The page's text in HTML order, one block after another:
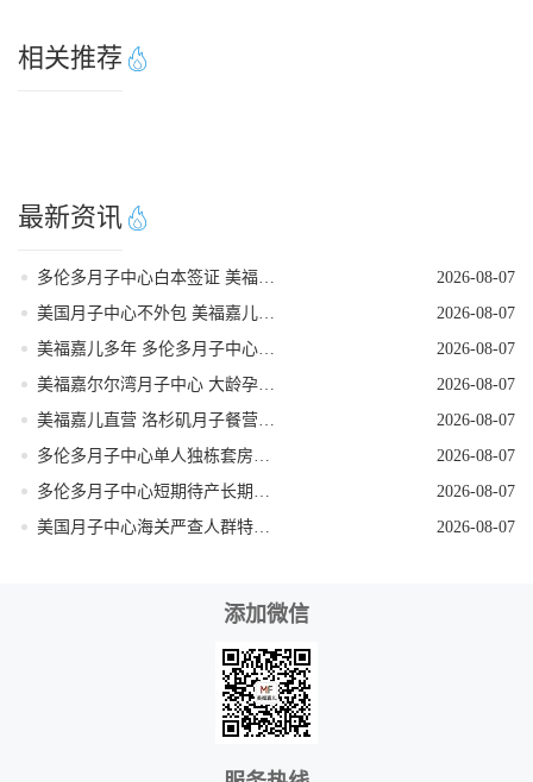
相关推荐
最新资讯
多伦多月子中心白本签证 美福嘉儿提升过签
2026-08-07
美国月子中心不外包 美福嘉儿三十年老牌
2026-08-07
美福嘉儿多年 多伦多月子中心加宝护照续签
2026-08-07
美福嘉尔尔湾月子中心 大龄孕妈医疗保障足
2026-08-07
美福嘉儿直营 洛杉矶月子餐营养定制
2026-08-07
多伦多月子中心单人独栋套房私密性极强
2026-08-07
多伦多月子中心短期待产长期受益真实解读
2026-08-07
美国月子中心海关严查人群特征提前规避
2026-08-07
添加微信